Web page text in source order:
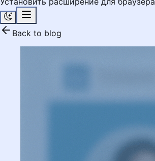
Back to blog